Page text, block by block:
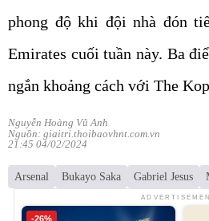
phong độ khi đội nhà đón
Emirates cuối tuần này. Ba
ngắn khoảng cách với The
Nguyễn Hoàng Vũ Anh
Nguồn: giaitri.thoibaovhnt.com.vn
21:45 04/02/2024
Arsenal Bukayo Saka Gabriel Jesus
-26%